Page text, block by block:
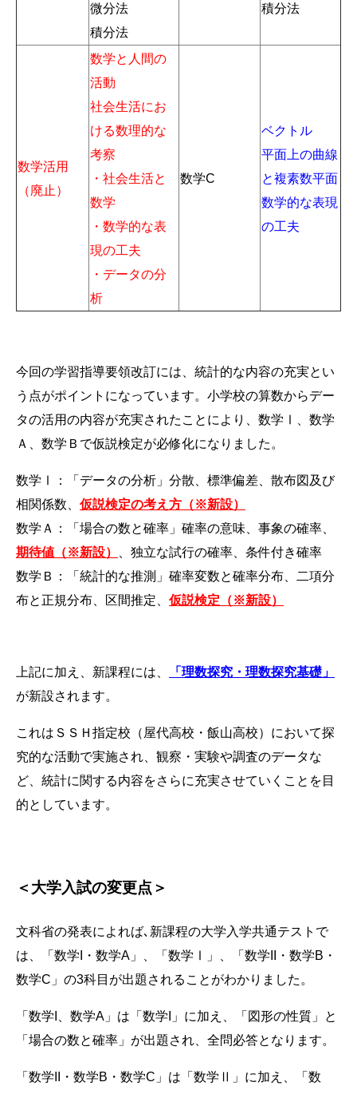
微分法
積分法
積分法
数学活用
（廃止）
数学と人間の
活動
社会生活にお
ける数理的な
考察
・社会生活と
数学
・数学的な表
現の工夫
・データの分
析
数学C
ベクトル
平面上の曲線
と複素数平面
数学的な表現
の工夫
今回の学習指導要領改訂には、統計的な内容の充実とい
う点がポイントになっています。小学校の算数からデー
タの活用の内容が充実されたことにより、数学Ⅰ、数学
Ａ、数学Ｂで仮説検定が必修化になりました。
数学Ⅰ：「データの分析」 分散、標準偏差、散布図及び
相関係数、 仮説検定の考え方（※新設）
数学Ａ：「場合の数と確率」 確率の意味、事象の確率、
期待値（※新設）
、独立な試行の確率、条件付き確率
数学Ｂ：「統計的な推測」 確率変数と確率分布、二項分
布と正規分布、区間推定、 仮説検定（※新設）
上記に加え、新課程には、
「理数探究・理数探究基礎」
が新設されます。
これはＳＳＨ指定校（屋代高校・飯山高校）において探
究的な活動で実施され、観察・実験や調査のデータな
ど、統計に関する内容をさらに充実させていくことを目
的としています。
＜大学入試の変更点＞
文科省の発表によれば､新課程の大学入学共通テストで
は、「数学I・数学A」、「数学Ⅰ」、「数学II・数学B・
数学C」の3科目が出題されることがわかりました。
「数学I、数学A」は「数学I」に加え、「図形の性質」と
「場合の数と確率」が出題され、全問必答となります。
「数学II・数学B・数学C」は「数学Ⅱ」に加え、「数